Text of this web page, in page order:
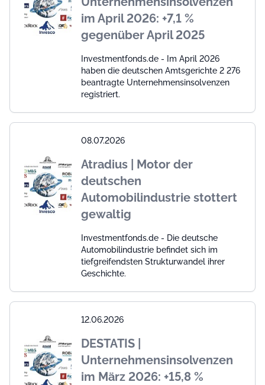
im April 2026: +7,1 %
gegenüber April 2025
Investmentfonds.de - Im April 2026
haben die deutschen Amtsgerichte 2 276
beantragte Unternehmensinsolvenzen
registriert.
08.07.2026
Atradius | Motor der
deutschen
Automobilindustrie stottert
gewaltig
Investmentfonds.de - Die deutsche
Automobilindustrie befindet sich im
tiefgreifendsten Strukturwandel ihrer
Geschichte.
12.06.2026
DESTATIS |
Unternehmensinsolvenzen
im März 2026: +15,8 %